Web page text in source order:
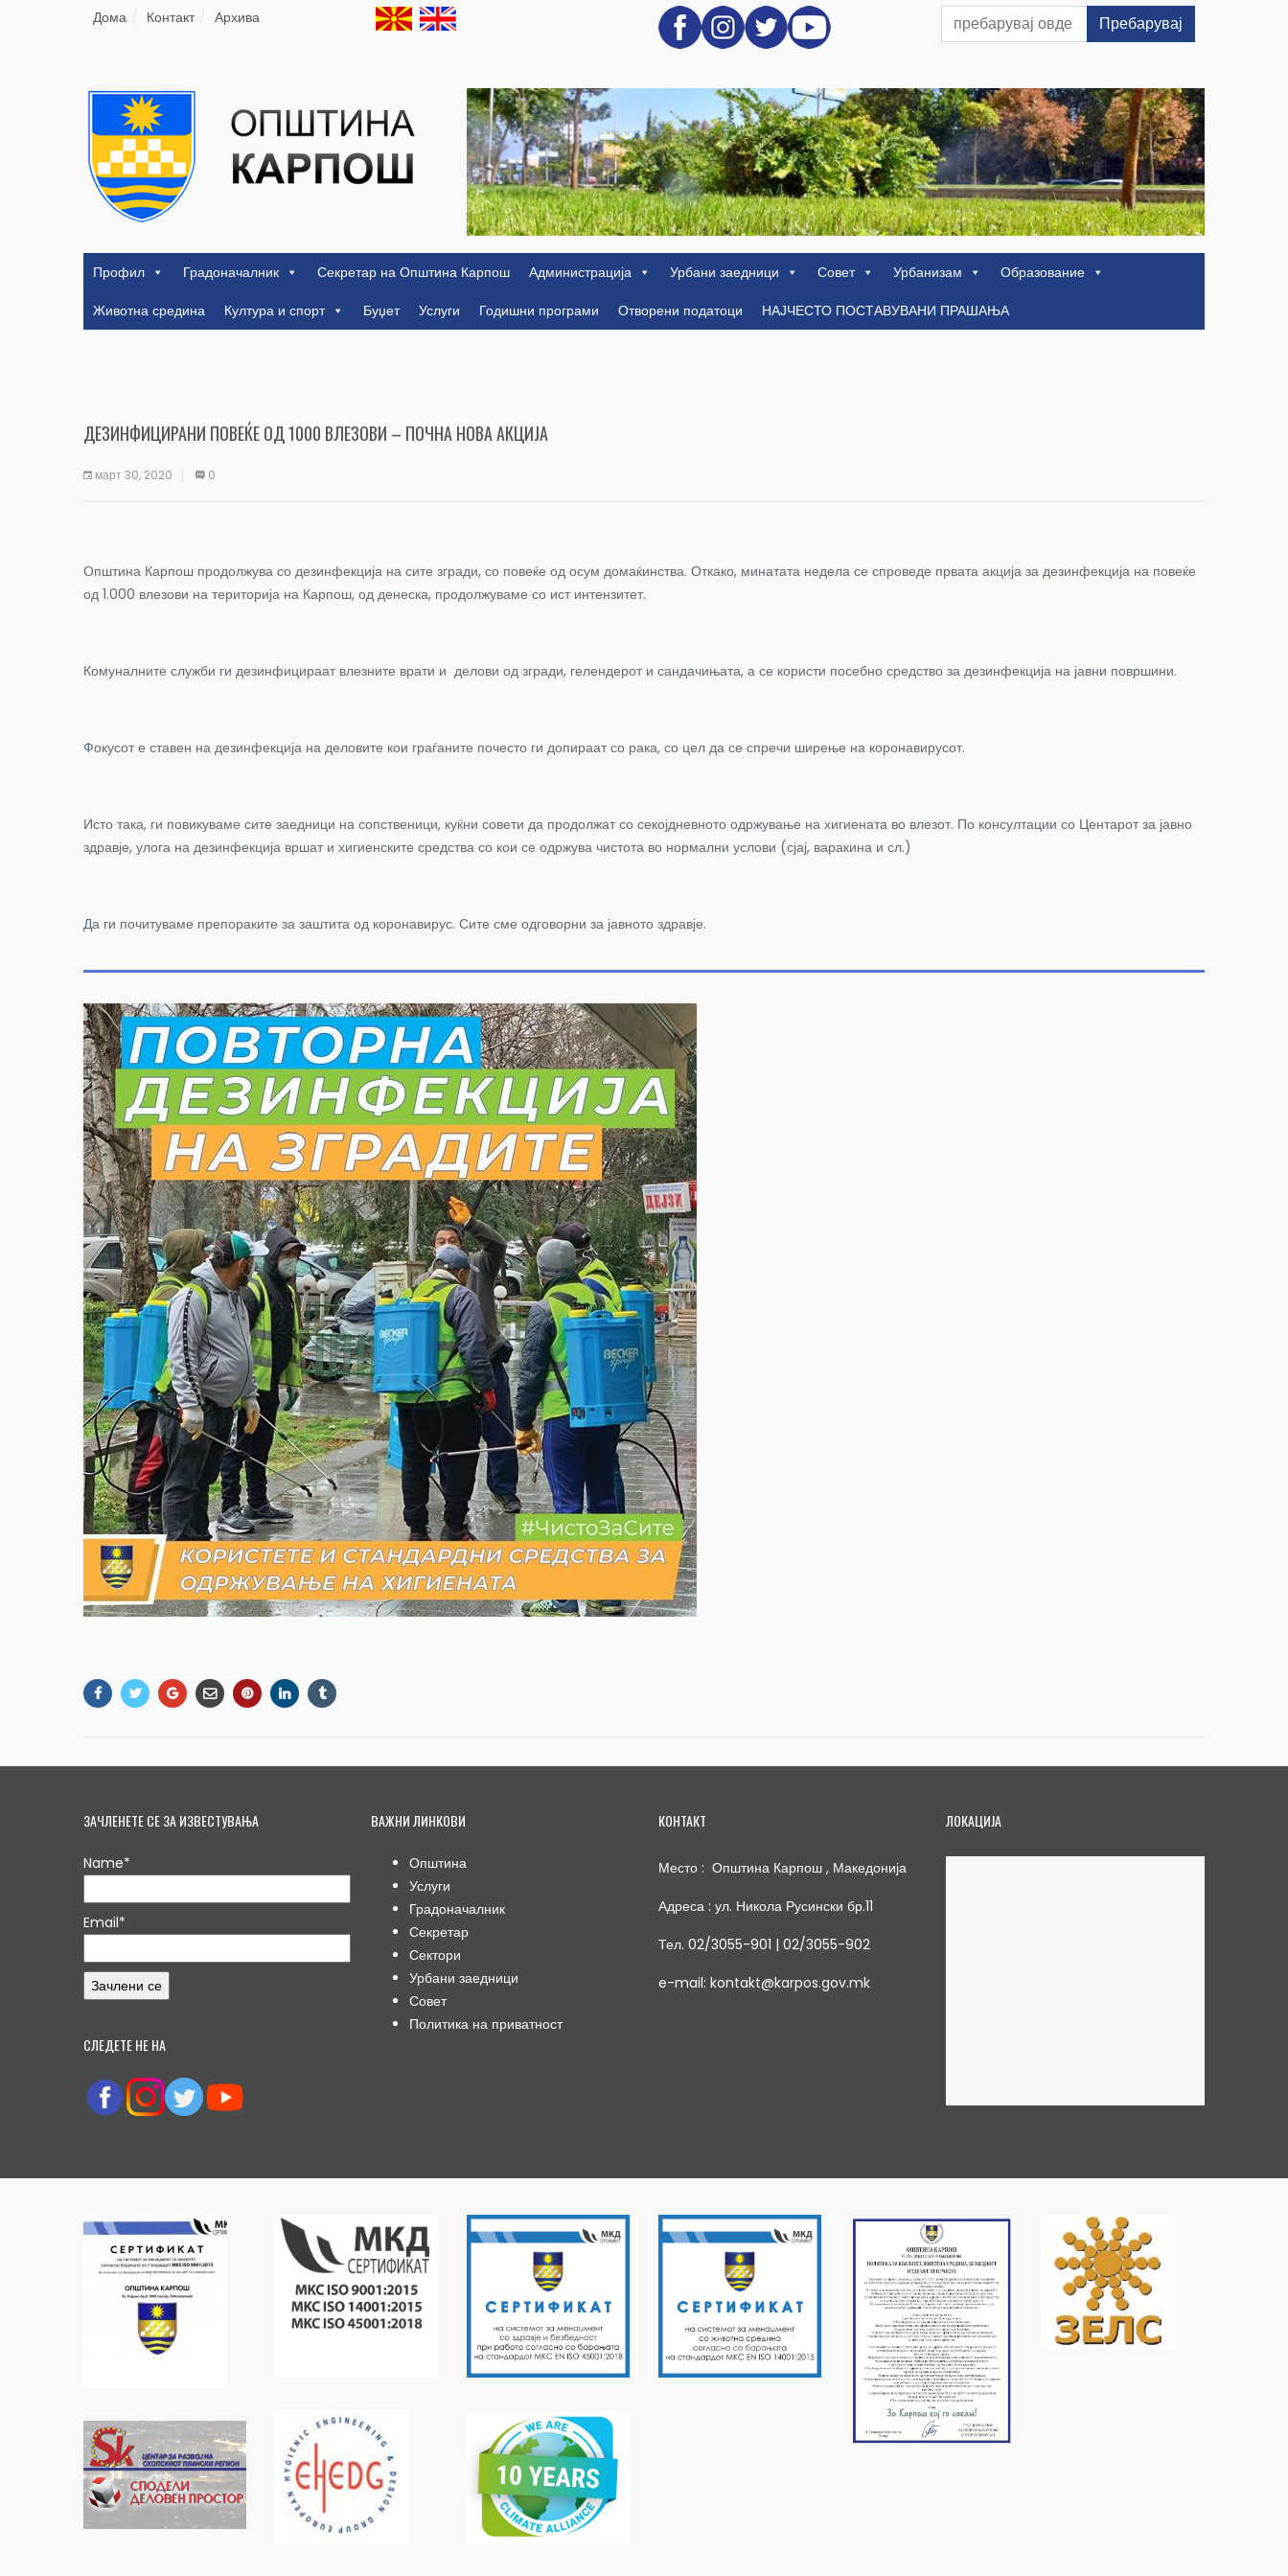
Дома Контакт Архива Пребарувај
Профил Градоначалник Секретар на Општина Карпош Администрација Урбани заедници Совет Урбанизам
Образование
Животна средина
Култура и спорт Буџет Услуги Годишни програми Отворени податоци НАЈЧЕСТО ПОСТАВУВАНИ ПРАШАЊА
ДЕЗИНФИЦИРАНИ ПОВЕЌЕ ОД 1000 ВЛЕЗОВИ – ПОЧНА НОВА АКЦИЈА
март 30, 2020 0
Општина Карпош продолжува со дезинфекција на сите згради, со повеќе од осум домаќинства. Откако, минатата недела се спроведе првата акција за дезинфекција на повеќе
од 1.000 влезови на територија на Карпош, од денеска, продолжуваме со ист интензитет.
Комуналните служби ги дезинфицираат влезните врати и делови од згради, гелендерот и сандачињата, а се користи посебно средство за дезинфекција на јавни површини.
Фокусот е ставен на дезинфекција на деловите кои граѓаните почесто ги допираат со рака, со цел да се спречи ширење на коронавирусот.
Исто така, ги повикуваме сите заедници на сопственици, куќни совети да продолжат со секојдневното одржување на хигиената во влезот. По консултации со Центарот за јавно
здравје, улога на дезинфекција вршат и хигиенските средства со кои се одржува чистота во нормални услови (сјај, варакина и сл.)
Да ги почитуваме препораките за заштита од коронавирус. Сите сме одговорни за јавното здравје.
ЗАЧЛЕНЕТЕ СЕ ЗА ИЗВЕСТУВАЊА
Name*
Email*
СЛЕДЕТЕ НЕ НА
ВАЖНИ ЛИНКОВИ
Општина
Услуги
Градоначалник
Секретар
Сектори
Урбани заедници
Совет
Политика на приватност
КОНТАКТ
Место : Општина Карпош , Македонија
Адреса : ул. Никола Русински бр.11
Тел. 02/3055-901 | 02/3055-902
e-mail: kontakt@karpos.gov.mk
ЛОКАЦИЈА